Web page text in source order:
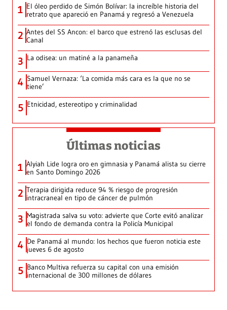
1 El óleo perdido de Simón Bolívar: la increíble historia del
retrato que apareció en Panamá y regresó a Venezuela
2 Antes del SS Ancon: el barco que estrenó las esclusas del
Canal
3 La odisea: un matiné a la panameña
4 Samuel Vernaza: ‘La comida más cara es la que no se
tiene’
5 Etnicidad, estereotipo y criminalidad
Últimas noticias
1 Alyiah Lide logra oro en gimnasia y Panamá alista su cierre
en Santo Domingo 2026
2 Terapia dirigida reduce 94 % riesgo de progresión
intracraneal en tipo de cáncer de pulmón
3 Magistrada salva su voto: advierte que Corte evitó analizar
el fondo de demanda contra la Policía Municipal
4 De Panamá al mundo: los hechos que fueron noticia este
jueves 6 de agosto
5 Banco Multiva refuerza su capital con una emisión
internacional de 300 millones de dólares